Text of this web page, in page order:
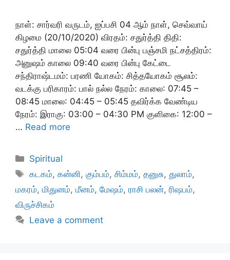
நாள்: சார்வரி வருடம், ஐப்பசி 04 ஆம் நாள், செவ்வாய்
கிழமை (20/10/2020) விரதம்: சதுர்த்தி திதி:
சதுர்த்தி மாலை 05:04 வரை பின்பு பஞ்சமி நட்சத்திரம்:
அனுஷம் காலை 09:40 வரை பின்பு கேட்டை
சந்திராஷ்டமம்: பரணி யோகம்: சித்தயோகம் சூலம்:
வடக்கு பரிகாரம்: பால் நல்ல நேரம்: காலை: 07:45 –
08:45 மாலை: 04:45 – 05:45 தவிர்க்க வேண்டிய
நேரம்: இராகு: 03:00 – 04:30 PM குளிகை: 12:00 –
… Read more
Categories
Spiritual
Tags
கடகம்,கன்னி,கும்பம்,சிம்மம்,தனுசு,துலாம்,
மகரம், மிதுனம், மீனம், மேஷம், ராசி பலன், ரிஷபம்,
விருச்சிகம்
Leave a comment